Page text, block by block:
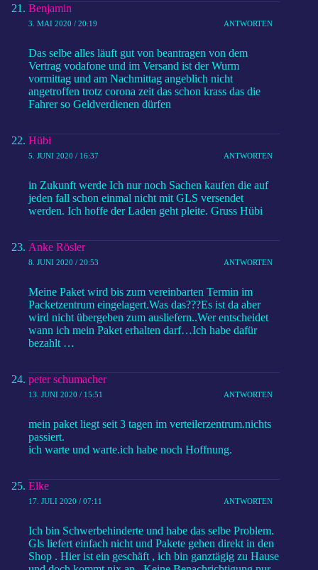
Benjamin
3. MAI 2020 / 20:19 ANTWORTEN
Das selbe alles läuft gut von beantragen von dem
Vertrag vodafone und im Versand ist der Wurm
vormittag und am Nachmittag angeblich nicht
angetroffen trotz corona zeit das schon krass das die
Fahrer so Geldverdienen dürfen
Hübi
5. JUNI 2020 / 16:37 ANTWORTEN
in Zukunft werde Ich nur noch Sachen kaufen die auf
jeden fall schon einmal nicht mit GLS versendet
werden. Ich hoffe der Laden geht pleite. Gruss Hübi
Anke Rösler
8. JUNI 2020 / 20:53 ANTWORTEN
Meine Paket wird bis zum vereinbarten Termin im
Packetzentrum eingelagert.Was das???Es ist da aber
wird nicht übergeben zum ausliefern..Wer entscheidet
wann ich mein Paket erhalten darf…Ich habe dafür
bezahlt …
peter schumacher
13. JUNI 2020 / 15:51 ANTWORTEN
mein paket liegt seit 3 tagen im verteilerzentrum.nichts
passiert.
ich warte und warte.ich habe noch Hoffnung.
Elke
17. JULI 2020 / 07:11 ANTWORTEN
Ich bin Schwerbehinderte und habe das selbe Problem.
Gls liefert einfach nicht und Pakete gehen direkt in den
Shop . Hier ist ein geschäft , ich bin ganztägig zu Hause